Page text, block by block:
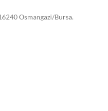
Osmangazi/Bursa.